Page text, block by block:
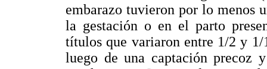
embarazo tuvieron por lo menos
la gestación o en el parto
títulos que variaron entre 1/2 y 1/
luego de una captación precoz